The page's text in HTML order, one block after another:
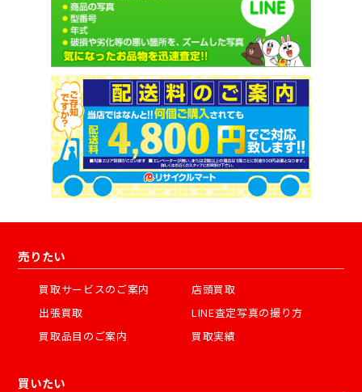
売りたい
買取サービスのご案内
店頭買取
出張買取
LINE査定写真の撮り方
買取品目のご案内
買取実績
買いたい